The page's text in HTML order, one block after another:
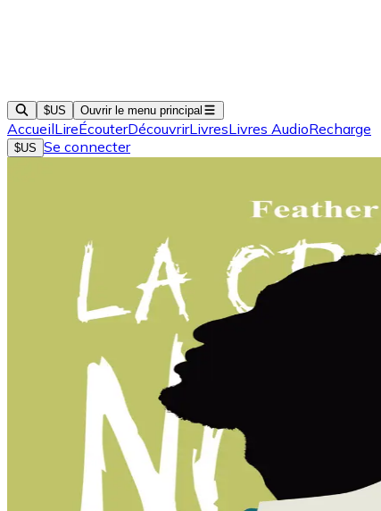
$US Ouvrir le menu principal
AccueilLireÉcouterDécouvrirLivresLivres AudioRecharge
$US Se connecter